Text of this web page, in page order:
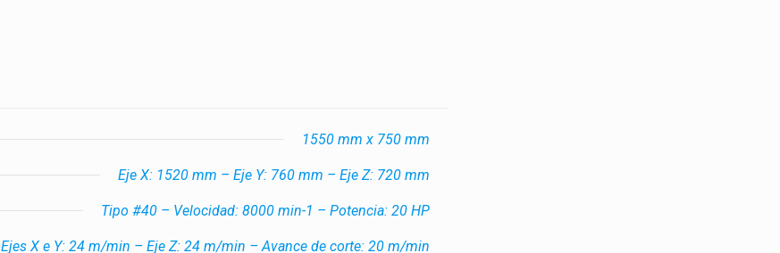
1550 mm x 750 mm
Eje X: 1520 mm – Eje Y: 760 mm – Eje Z: 720 mm
Tipo #40 – Velocidad: 8000 min-1 – Potencia: 20 HP
Ejes X e Y: 24 m/min – Eje Z: 24 m/min – Avance de corte: 20 m/min